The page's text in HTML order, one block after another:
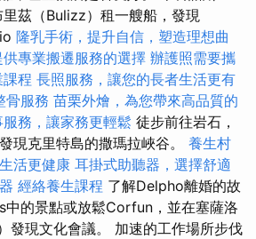
里茲（Bulizz）租一艘船，發現
隆乳手術，提升自信，塑造理想曲
專業搬遷服務的選擇 辦護照需要攜
程 長照服務，讓您的長者生活更有
骨服務 苗栗外燴，為您帶來高品質的
務，讓家務更輕鬆 徒步前往岩石，
現克里特島的撒瑪拉峽谷。 養生村
活更健康 耳掛式助聽器，選擇舒適
經絡養生課程 了解Delpho離婚的故
中的景點或放鬆Corfun，並在塞薩洛
發現文化會議。 加速的工作場所步伐